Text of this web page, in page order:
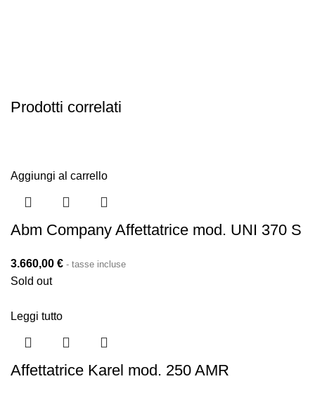
Prodotti correlati
Aggiungi al carrello
Abm Company Affettatrice mod. UNI 370 S
3.660,00 € - tasse incluse
Sold out
Leggi tutto
Affettatrice Karel mod. 250 AMR